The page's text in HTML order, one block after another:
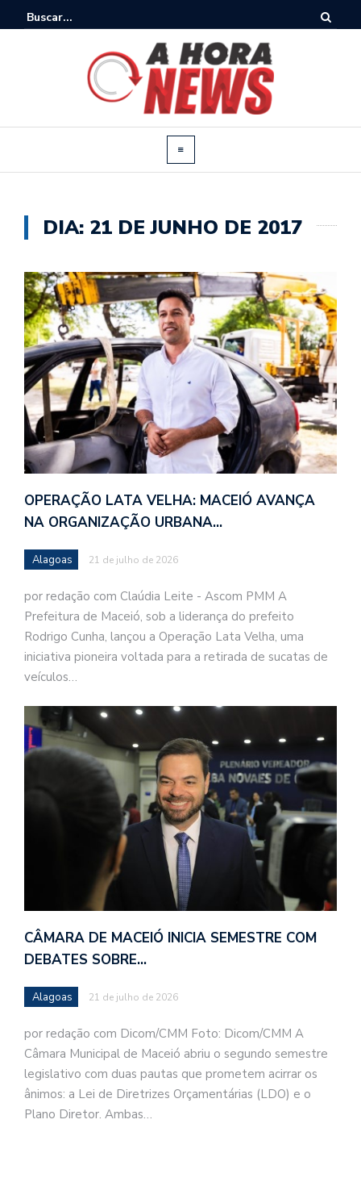
DIA: 21 DE JUNHO DE 2017
OPERAÇÃO LATA VELHA: MACEIÓ AVANÇA
NA ORGANIZAÇÃO URBANA…
Alagoas 21 de julho de 2026
por redação com Claúdia Leite - Ascom PMM A
Prefeitura de Maceió, sob a liderança do prefeito
Rodrigo Cunha, lançou a Operação Lata Velha, uma
iniciativa pioneira voltada para a retirada de sucatas de
veículos…
CÂMARA DE MACEIÓ INICIA SEMESTRE COM
DEBATES SOBRE…
Alagoas 21 de julho de 2026
por redação com Dicom/CMM Foto: Dicom/CMM A
Câmara Municipal de Maceió abriu o segundo semestre
legislativo com duas pautas que prometem acirrar os
ânimos: a Lei de Diretrizes Orçamentárias (LDO) e o
Plano Diretor. Ambas…